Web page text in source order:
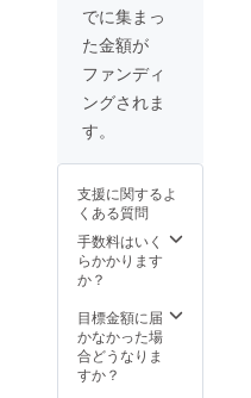
でに集まっ
た金額が
ファンディ
ングされま
す。
支援に関するよ
くある質問
手数料はいく
らかかります
か？
目標金額に届
かなかった場
合どうなりま
すか？